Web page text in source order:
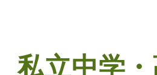
私立中学